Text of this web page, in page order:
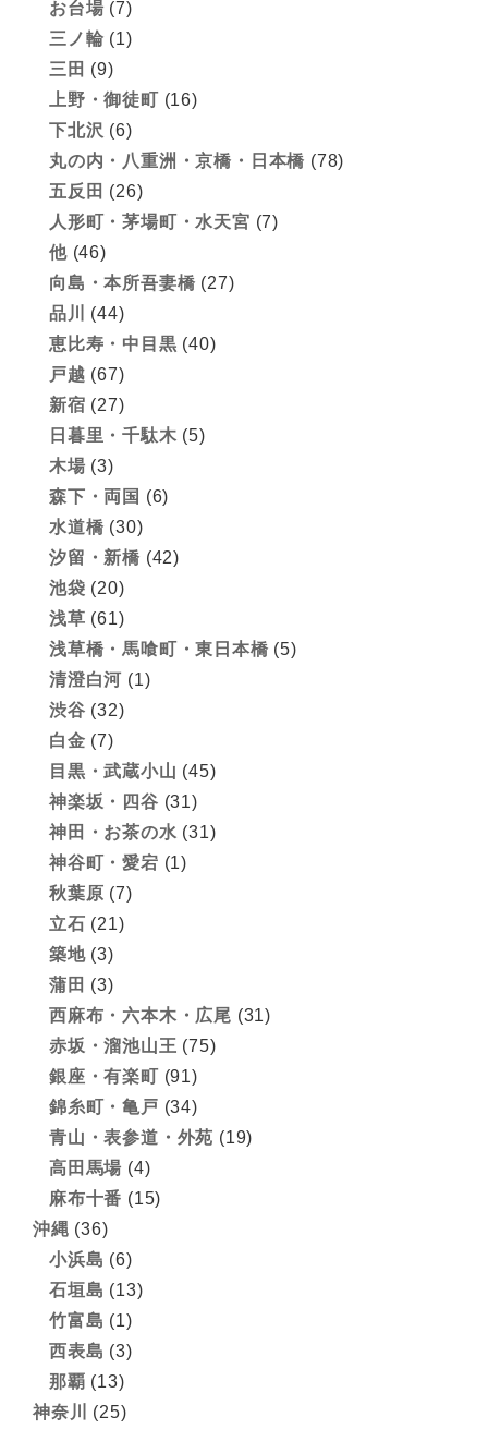
お台場 (7)
三ノ輪 (1)
三田 (9)
上野・御徒町 (16)
下北沢 (6)
丸の内・八重洲・京橋・日本橋 (78)
五反田 (26)
人形町・茅場町・水天宮 (7)
他(46)
向島・本所吾妻橋 (27)
品川
(44)
恵比寿・中目黒 (40)
戸越 (67)
新宿 (27)
日暮里・千駄木 (5)
木場 (3)
森下・両国 (6)
水道橋 (30)
汐留・新橋 (42)
池袋 (20)
浅草 (61)
浅草橋・馬喰町・東日本橋 (5)
清澄白河 (1)
渋谷 (32)
白金 (7)
目黒・武蔵小山 (45)
神楽坂・四谷 (31)
神田・お茶の水 (31)
神谷町・愛宕 (1)
秋葉原 (7)
立石 (21)
築地(3)
蒲田 (3)
西麻布・六本木・広尾 (31)
赤坂・溜池山王 (75)
銀座・有楽町 (91)
錦糸町・亀戸 (34)
青山・表参道・外苑 (19)
高田馬場 (4)
麻布十番 (15)
沖縄 (36)
小浜島 (6)
石垣島 (13)
竹富島 (1)
西表島 (3)
那覇 (13)
神奈川
(25)